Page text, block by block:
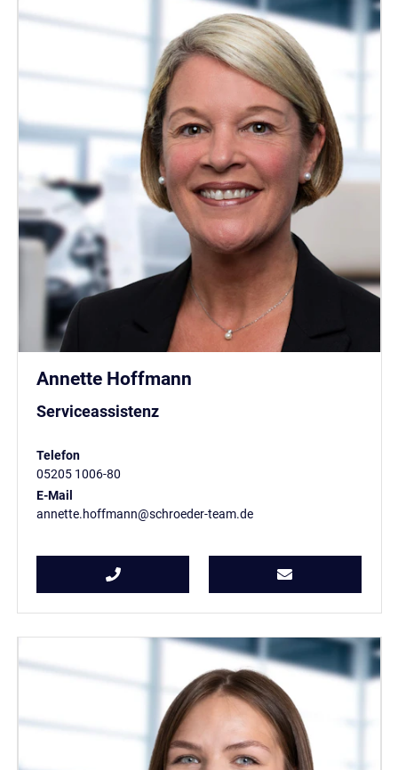
Annette Hoffmann
Serviceassistenz
Telefon
05205 1006-80
E-Mail
annette.hoffmann@schroeder-team.de